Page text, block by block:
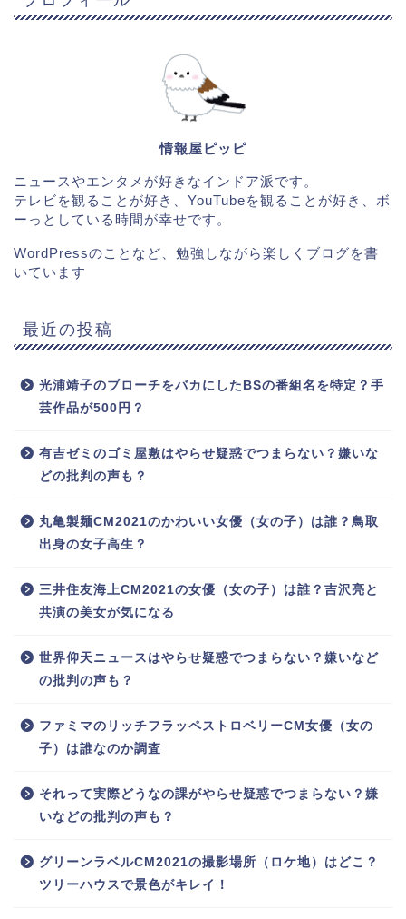
情報屋ピッピ
ニュースやエンタメが好きなインドア派です。
テレビを観ることが好き、YouTubeを観ることが好き、ボ
ーっとしている時間が幸せです。
WordPressのことなど、勉強しながら楽しくブログを書
いています
最近の投稿
光浦靖子のブローチをバカにしたBSの番組名を特定？手
芸作品が500円？
有吉ゼミのゴミ屋敷はやらせ疑惑でつまらない？嫌いな
どの批判の声も？
丸亀製麺CM2021のかわいい女優（女の子）は誰？鳥取
出身の女子高生？
三井住友海上CM2021の女優（女の子）は誰？吉沢亮と
共演の美女が気になる
世界仰天ニュースはやらせ疑惑でつまらない？嫌いなど
の批判の声も？
ファミマのリッチフラッペストロベリーCM女優（女の
子）は誰なのか調査
それって実際どうなの課がやらせ疑惑でつまらない？嫌
いなどの批判の声も？
グリーンラベルCM2021の撮影場所（ロケ地）はどこ？
ツリーハウスで景色がキレイ！